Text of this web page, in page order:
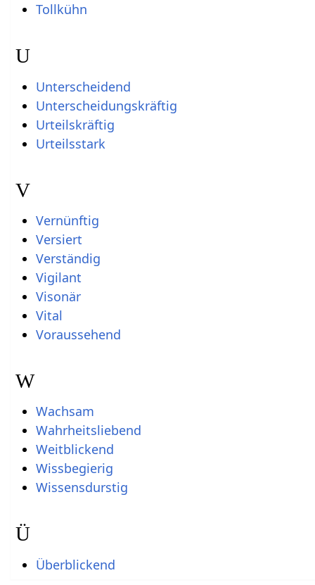
Tollkühn
U
Unterscheidend
Unterscheidungskräftig
Urteilskräftig
Urteilsstark
V
Vernünftig
Versiert
Verständig
Vigilant
Visonär
Vital
Voraussehend
W
Wachsam
Wahrheitsliebend
Weitblickend
Wissbegierig
Wissensdurstig
Ü
Überblickend